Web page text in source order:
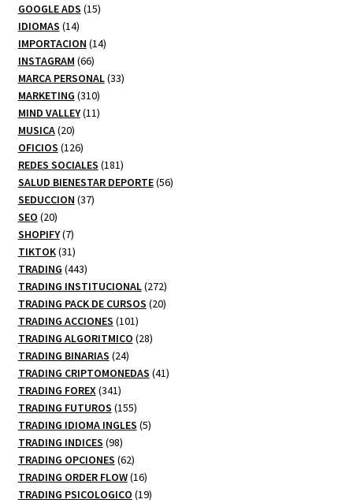
productos
GOOGLE ADS 1515
IDIOMAS 1414
productos
IMPORTACION 1414
INSTAGRAM 6666
productos
MARCA PERSONAL 3333
MARKETING 310310
productos
MIND VALLEY 1111
MUSICA 2020
productos
OFICIOS 126126
productos
REDES SOCIALES 181181
productos
SALUD BIENESTAR DEPORTE 5656
SEDUCCION 3737
SEO 2020
productos
SHOPIFY 77
productos
TIKTOK 3131
productos
TRADING 443443
productos
TRADING INSTITUCIONAL 272272
productos
TRADING PACK DE CURSOS 2020
TRADING ACCIONES 101101
productos
TRADING ALGORITMICO 2828
TRADING BINARIAS 2424
productos
TRADING CRIPTOMONEDAS 4141
TRADING FOREX 341341
productos
TRADING FUTUROS 155155
productos
TRADING IDIOMA INGLES 55
TRADING INDICES 9898
productos
TRADING OPCIONES 6262
productos
TRADING ORDER FLOW 1616
productos
TRADING PSICOLOGICO 1919